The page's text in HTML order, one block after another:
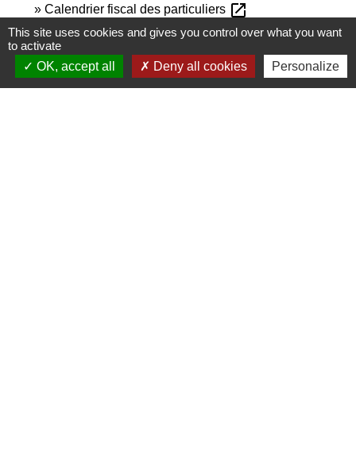
Calendrier fiscal des particuliers open_in_new
Ministère chargé des finances
Personnes hébergées en maison de retraite ou
dans un établissement de soins de longue duréeopen_in_new
Legifrance
This site uses cookies and gives you control over what you want
to activate
OK, accept all
Deny all cookies Personalize